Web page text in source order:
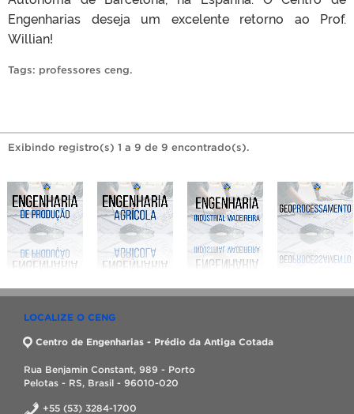
Engenharias deseja um excelente retorno ao Prof.
Willian!
Tags: professores ceng.
Exibindo registro(s) 1 a 9 de 9 encontrado(s).
LOCALIZE O CENG
Centro de Engenharias - Prédio da Antiga Cotada
Rua Benjamin Constant, 989 - Porto
Pelotas - RS, Brasil - 96010-020
+55 (53) 3284-1700